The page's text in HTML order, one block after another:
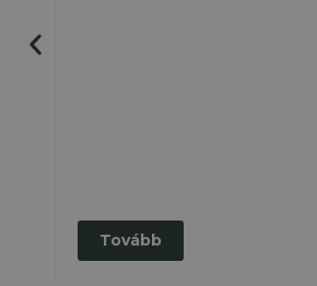
Tovább